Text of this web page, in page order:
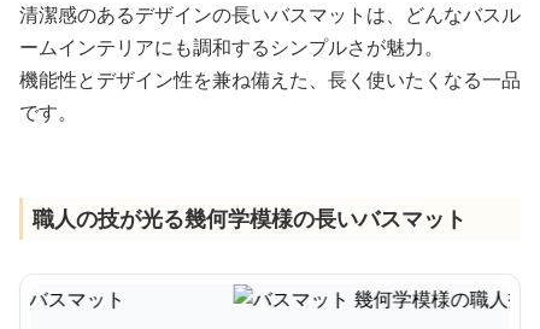
清潔感のあるデザインの長いバスマットは、どんなバスル
ームインテリアにも調和するシンプルさが魅力。
機能性とデザイン性を兼ね備えた、長く使いたくなる一品
です。
職人の技が光る幾何学模様の長いバスマット